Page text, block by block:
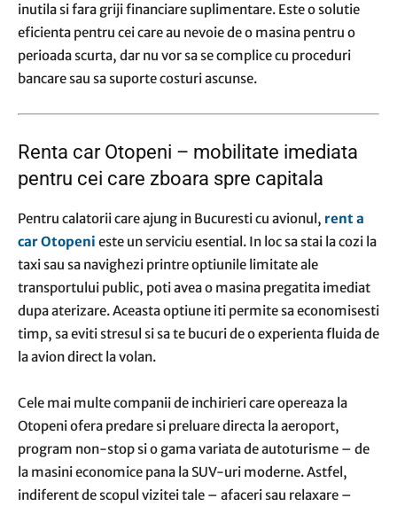
inutila si fara griji financiare suplimentare. Este o solutie
eficienta pentru cei care au nevoie de o masina pentru o
perioada scurta, dar nu vor sa se complice cu proceduri
bancare sau sa suporte costuri ascunse.
Renta car Otopeni – mobilitate imediata
pentru cei care zboara spre capitala
Pentru calatorii care ajung in Bucuresti cu avionul, rent a
car Otopeni este un serviciu esential. In loc sa stai la cozi la
taxi sau sa navighezi printre optiunile limitate ale
transportului public, poti avea o masina pregatita imediat
dupa aterizare. Aceasta optiune iti permite sa economisesti
timp, sa eviti stresul si sa te bucuri de o experienta fluida de
la avion direct la volan.
Cele mai multe companii de inchirieri care opereaza la
Otopeni ofera predare si preluare directa la aeroport,
program non-stop si o gama variata de autoturisme – de
la masini economice pana la SUV-uri moderne. Astfel,
indiferent de scopul vizitei tale – afaceri sau relaxare –